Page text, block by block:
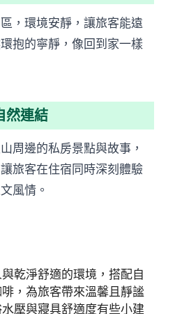
，環境安靜，讓旅客能遠
抱的寧靜，像回到家一樣
然連結
周邊的私房景點與故事，
旅客在住宿同時深刻體驗
風情。
乾淨舒適的環境，搭配自
，為旅客帶來溫馨且靜謐
壓與寢具舒適度有些小建